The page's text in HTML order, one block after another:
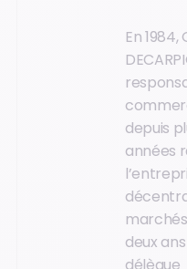
En
depuis
années
deux
délègue